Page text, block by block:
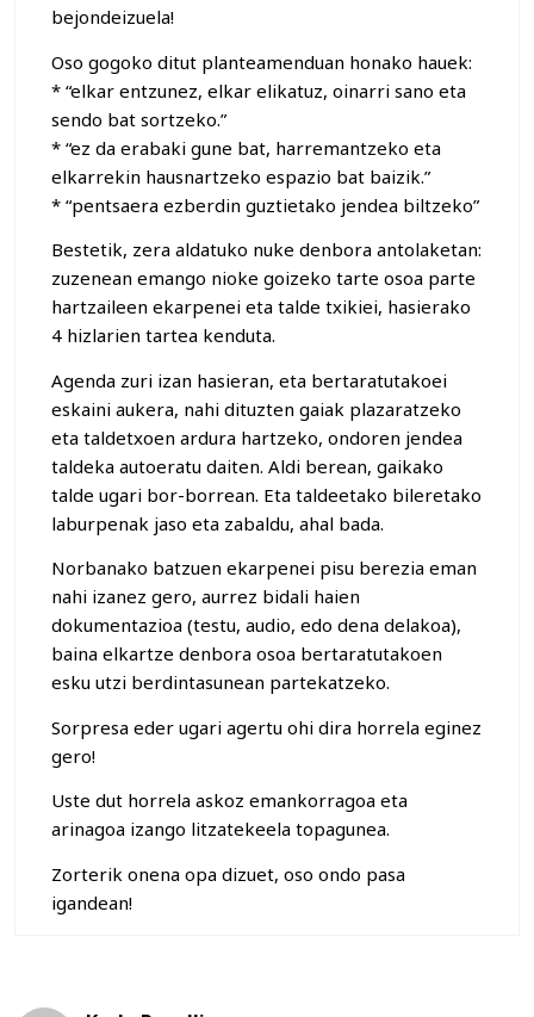
bejondeizuela!
Oso gogoko ditut planteamenduan honako hauek:
* “elkar entzunez, elkar elikatuz, oinarri sano eta
sendo bat sortzeko.”
* “ez da erabaki gune bat, harremantzeko eta
elkarrekin hausnartzeko espazio bat baizik.”
* “pentsaera ezberdin guztietako jendea biltzeko”
Bestetik, zera aldatuko nuke denbora antolaketan:
zuzenean emango nioke goizeko tarte osoa parte
hartzaileen ekarpenei eta talde txikiei, hasierako
4 hizlarien tartea kenduta.
Agenda zuri izan hasieran, eta bertaratutakoei
eskaini aukera, nahi dituzten gaiak plazaratzeko
eta taldetxoen ardura hartzeko, ondoren jendea
taldeka autoeratu daiten. Aldi berean, gaikako
talde ugari bor-borrean. Eta taldeetako bileretako
laburpenak jaso eta zabaldu, ahal bada.
Norbanako batzuen ekarpenei pisu berezia eman
nahi izanez gero, aurrez bidali haien
dokumentazioa (testu, audio, edo dena delakoa),
baina elkartze denbora osoa bertaratutakoen
esku utzi berdintasunean partekatzeko.
Sorpresa eder ugari agertu ohi dira horrela eginez
gero!
Uste dut horrela askoz emankorragoa eta
arinagoa izango litzatekeela topagunea.
Zorterik onena opa dizuet, oso ondo pasa
igandean!